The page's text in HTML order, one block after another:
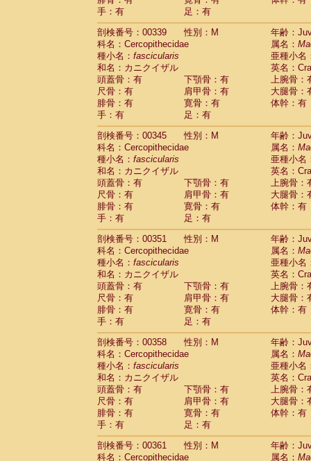
手：有
足：有
剖検番号：00339
性別：M
年齢：
科名：Cercopithecidae
属名：
種小名： fascicularis
亜種小名
和名：カニクイザル
英名：
頭蓋骨：有
下顎骨：有
上腕骨：
尺骨：有
肩甲骨：有
大腿骨：
腓骨：有
寛骨：有
体幹：有
手：有
足：有
剖検番号：00345
性別：M
年齢：
科名：Cercopithecidae
属名：
種小名： fascicularis
亜種小名
和名：カニクイザル
英名：
頭蓋骨：有
下顎骨：有
上腕骨：
尺骨：有
肩甲骨：有
大腿骨：
腓骨：有
寛骨：有
体幹：有
手：有
足：有
剖検番号：00351
性別：M
年齢：
科名：Cercopithecidae
属名：
種小名： fascicularis
亜種小名
和名：カニクイザル
英名：
頭蓋骨：有
下顎骨：有
上腕骨：
尺骨：有
肩甲骨：有
大腿骨：
腓骨：有
寛骨：有
体幹：有
手：有
足：有
剖検番号：00358
性別：M
年齢：
科名：Cercopithecidae
属名：
種小名： fascicularis
亜種小名
和名：カニクイザル
英名：
頭蓋骨：有
下顎骨：有
上腕骨：
尺骨：有
肩甲骨：有
大腿骨：
腓骨：有
寛骨：有
体幹：有
手：有
足：有
剖検番号：00361
性別：M
年齢：
科名：Cercopithecidae
属名：